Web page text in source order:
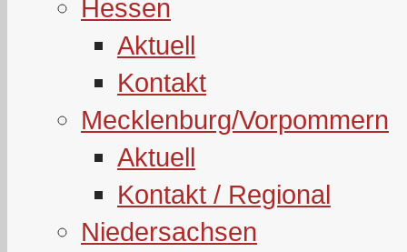
Hessen
Aktuell
Kontakt
Mecklenburg/Vorpommern
Aktuell
Kontakt / Regional
Niedersachsen